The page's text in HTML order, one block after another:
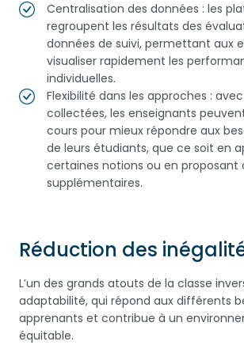
Centralisation des données : les
regroupent les résultats des
données de suivi, permettant aux
visualiser rapidement les
individuelles.
Flexibilité dans les approches :
collectées, les enseignants
cours pour mieux répondre aux
de leurs étudiants, que ce soit en
certaines notions ou en proposant
supplémentaires.
Réduction des
L’un des grands atouts de la classe
adaptabilité, qui répond aux différents
apprenants et contribue à un
équitable.